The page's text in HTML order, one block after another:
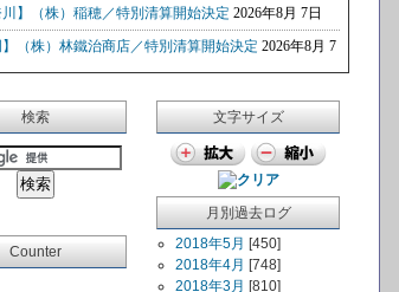
検索
Counter
文字サイズ
月別過去ログ
2018年5月 [450]
2018年4月 [748]
2018年3月 [810]